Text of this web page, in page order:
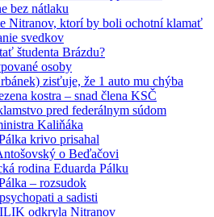
bez nátlaku
Nitranov, ktorí by boli ochotní klamať
svedkov
študenta Brázdu?
osoby
zisťuje, že 1 auto mu chýba
kostra – snad člena KSČ
pred federálnym súdom
Kaliňáka
krivo prisahal
o Beďačovi
rodina Eduarda Pálku
– rozsudok
a sadisti
odkryla Nitranov